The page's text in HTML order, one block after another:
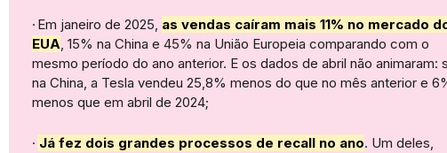
· Em janeiro de 2025, as vendas caíram mais 11% no mercado
EUA, 15% na China e 45% na União Europeia comparando com o
mesmo período do ano anterior. E os dados de abril não animaram:
na China, a Tesla vendeu 25,8% menos do que no mês anterior e
menos que em abril de 2024;
· Já fez dois grandes processos de recall no ano. Um deles,